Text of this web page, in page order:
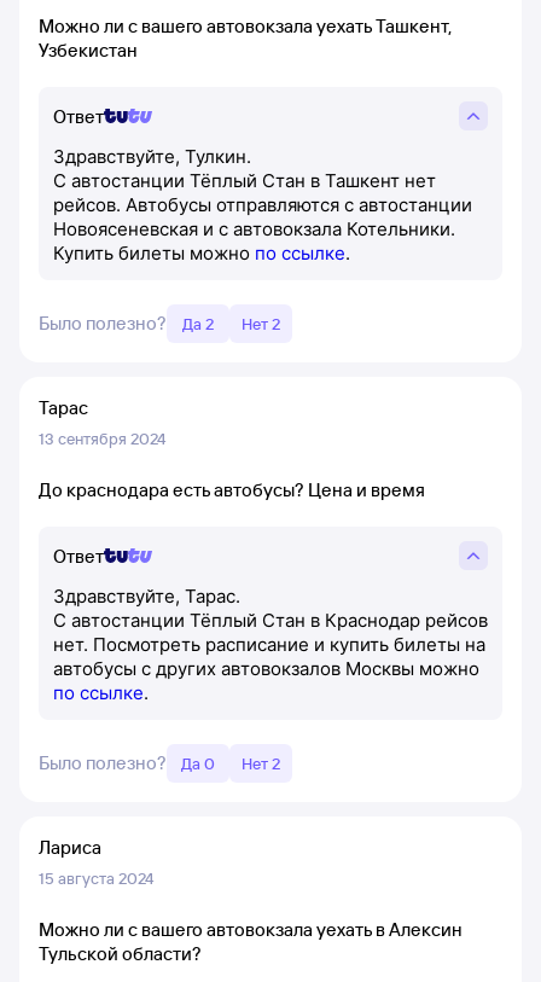
Можно ли с вашего автовокзала уехать Ташкент,
Узбекистан
Ответ
Здравствуйте, Тулкин.
С автостанции Тёплый Стан в Ташкент нет
рейсов. Автобусы отправляются с автостанции
Новоясеневская и с автовокзала Котельники.
Купить билеты можно по ссылке.
Было полезно? Да 2 Нет 2
Тарас
13 сентября 2024
До краснодара есть автобусы? Цена и время
Ответ
Здравствуйте, Тарас.
С автостанции Тёплый Стан в Краснодар рейсов
нет. Посмотреть расписание и купить билеты на
автобусы с других автовокзалов Москвы можно
по ссылке.
Было полезно? Да 0 Нет 2
Лариса
15 августа 2024
Можно ли с вашего автовокзала уехать в Алексин
Тульской области?